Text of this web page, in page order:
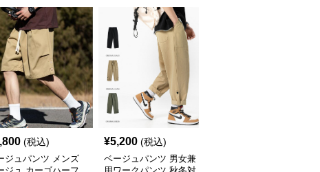
(税込)
ジュパンツ メンズ
¥5,200 (税込)
ベージュパンツ 男女兼